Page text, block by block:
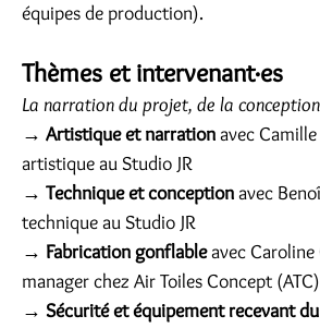
équipes de production).
Thèmes et intervenant·es
La narration du projet, de la
→ Artistique et narrationavec
artistique au Studio JR
→ Technique et conceptionavec
technique au Studio JR
→ Fabrication gonflableavec
manager chez Air Toiles Concept (ATC)
→ Sécurité et équipement recevant